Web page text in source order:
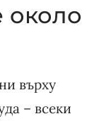
около
върху
– всеки